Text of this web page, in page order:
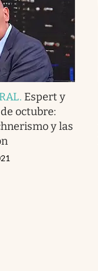
. Espert y
octubre:
y las